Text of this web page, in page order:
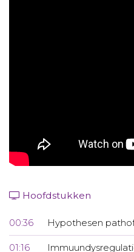
Hoofdstukken
00:36 Hypothesen
01:16